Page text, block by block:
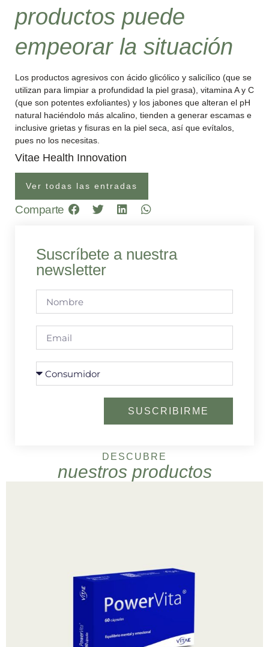
productos puede
empeorar la situación
Los productos agresivos con ácido glicólico y salicílico (que se
utilizan para limpiar a profundidad la piel grasa), vitamina A y C
(que son potentes exfoliantes) y los jabones que alteran el pH
natural haciéndolo más alcalino, tienden a generar escamas e
inclusive grietas y fisuras en la piel seca, así que evítalos,
pues no los necesitas.
Vitae Health Innovation
Ver todas las entradas
Comparte
Suscríbete a nuestra
newsletter
SUSCRIBIRME
DESCUBRE
nuestros productos